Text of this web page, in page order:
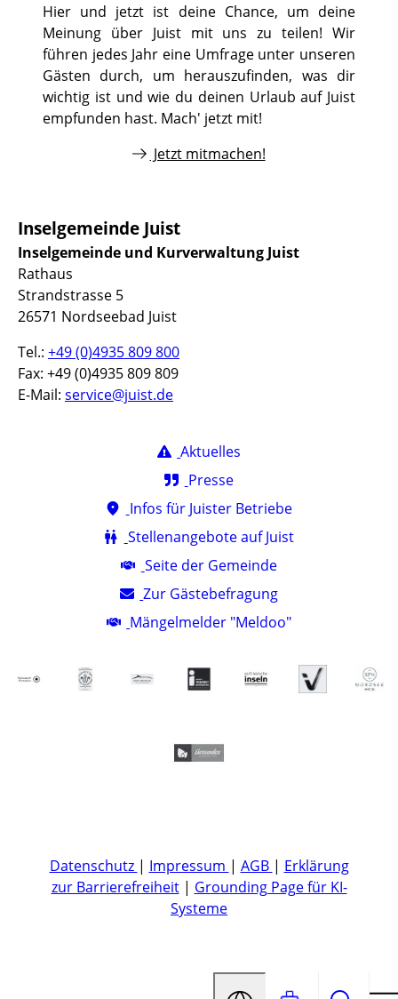
Hier und jetzt ist deine Chance, um deine
Meinung über Juist mit uns zu teilen! Wir
führen jedes Jahr eine Umfrage unter unseren
Gästen durch, um herauszufinden, was dir
wichtig ist und wie du deinen Urlaub auf Juist
empfunden hast. Mach' jetzt mit!
Jetzt mitmachen!
Inselgemeinde Juist
Inselgemeinde und Kurverwaltung Juist
Rathaus
Strandstrasse 5
26571 Nordseebad Juist
Tel.: +49 (0)4935 809 800
Fax: +49 (0)4935 809 809
E-Mail: service@juist.de
Aktuelles
Presse
Infos für Juister Betriebe
Stellenangebote auf Juist
Seite der Gemeinde
Zur Gästebefragung
Mängelmelder "Meldoo"
Datenschutz | Impressum | AGB | Erklärung
zur Barrierefreiheit| Grounding Page für KI-
Systeme